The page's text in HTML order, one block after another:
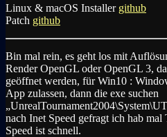
Linux & macOS Installer github
Patch github
Bin mal rein, es geht los mit
Render OpenGL oder OpenGL 3,
geöffnet werden, für Win10 :
App zulassen, dann die exe suchen
nach Inet Speed gefragt ich hab
Speed ist schnell.